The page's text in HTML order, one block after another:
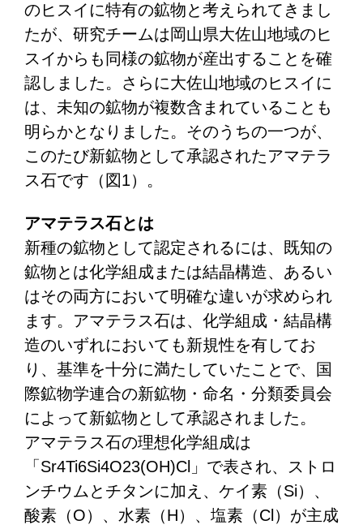
のヒスイに特有の鉱物と考えられてきまし
たが、研究チームは岡山県大佐山地域のヒ
スイからも同様の鉱物が産出することを確
認しました。さらに大佐山地域のヒスイに
は、未知の鉱物が複数含まれていることも
明らかとなりました。そのうちの一つが、
このたび新鉱物として承認されたアマテラ
ス石です（図1）。
アマテラス石とは
新種の鉱物として認定されるには、既知の
鉱物とは化学組成または結晶構造、あるい
はその両方において明確な違いが求められ
ます。アマテラス石は、化学組成・結晶構
造のいずれにおいても新規性を有してお
り、基準を十分に満たしていたことで、国
際鉱物学連合の新鉱物・命名・分類委員会
によって新鉱物として承認されました。
アマテラス石の理想化学組成は
「Sr4Ti6Si4O23(OH)Cl」で表され、ストロ
ンチウムとチタンに加え、ケイ素（Si）、
酸素（O）、水素（H）、塩素（Cl）が主成